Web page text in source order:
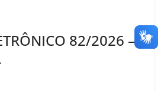
82/2026 –